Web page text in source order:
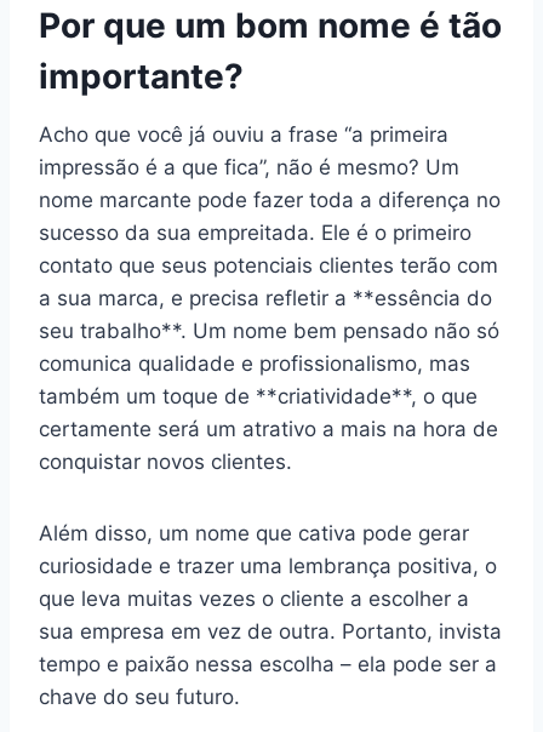
Por que um bom nome é tão
importante?
Acho que você já ouviu a frase “a primeira
impressão é a que fica”, não é mesmo? Um
nome marcante pode fazer toda a diferença no
sucesso da sua empreitada. Ele é o primeiro
contato que seus potenciais clientes terão com
a sua marca, e precisa refletir a **essência do
seu trabalho**. Um nome bem pensado não só
comunica qualidade e profissionalismo, mas
também um toque de **criatividade**, o que
certamente será um atrativo a mais na hora de
conquistar novos clientes.
Além disso, um nome que cativa pode gerar
curiosidade e trazer uma lembrança positiva, o
que leva muitas vezes o cliente a escolher a
sua empresa em vez de outra. Portanto, invista
tempo e paixão nessa escolha – ela pode ser a
chave do seu futuro.